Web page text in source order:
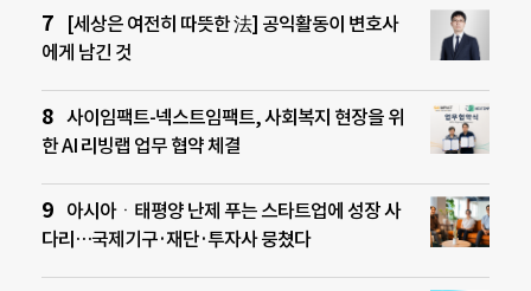
[세상은 여전히 따뜻한 法] 공익활동이 변호사
에게 남긴 것
사이임팩트-넥스트임팩트, 사회복지 현장을 위
한 AI 리빙랩 업무 협약 체결
아시아ㆍ태평양 난제 푸는 스타트업에 성장 사
다리…국제기구·재단·투자사 뭉쳤다